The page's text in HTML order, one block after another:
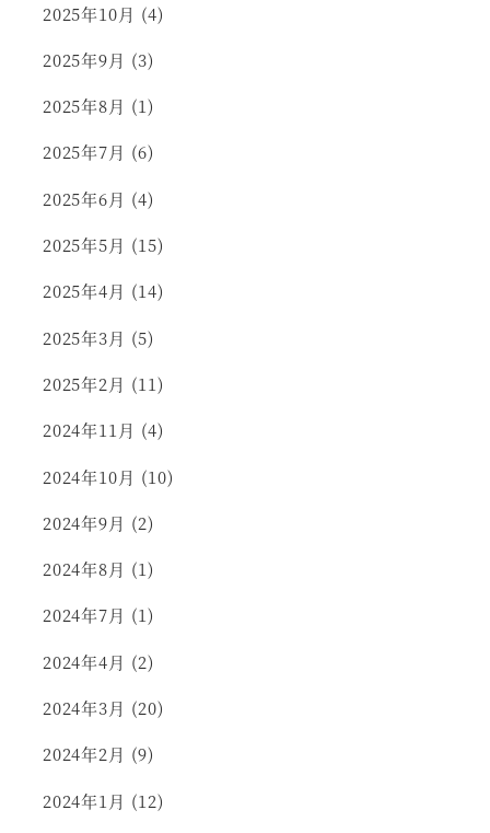
2025年10月 (4)
2025年9月 (3)
2025年8月 (1)
2025年7月 (6)
2025年6月 (4)
2025年5月 (15)
2025年4月 (14)
2025年3月 (5)
2025年2月 (11)
2024年11月 (4)
2024年10月 (10)
2024年9月 (2)
2024年8月 (1)
2024年7月 (1)
2024年4月 (2)
2024年3月 (20)
2024年2月 (9)
2024年1月 (12)